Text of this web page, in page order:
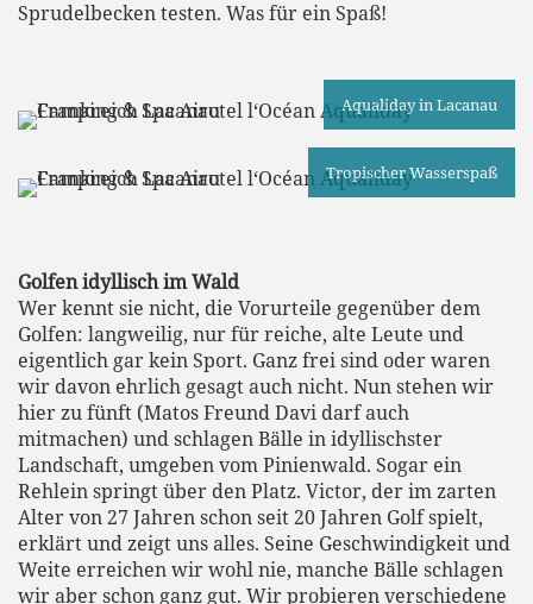
Sprudelbecken testen. Was für ein Spaß!
Aqualiday in Lacanau
Tropischer Wasserspaß
Golfen idyllisch im Wald
Wer kennt sie nicht, die Vorurteile gegenüber dem
Golfen: langweilig, nur für reiche, alte Leute und
eigentlich gar kein Sport. Ganz frei sind oder waren
wir davon ehrlich gesagt auch nicht. Nun stehen wir
hier zu fünft (Matos Freund Davi darf auch
mitmachen) und schlagen Bälle in idyllischster
Landschaft, umgeben vom Pinienwald. Sogar ein
Rehlein springt über den Platz. Victor, der im zarten
Alter von 27 Jahren schon seit 20 Jahren Golf spielt,
erklärt und zeigt uns alles. Seine Geschwindigkeit und
Weite erreichen wir wohl nie, manche Bälle schlagen
wir aber schon ganz gut. Wir probieren verschiedene